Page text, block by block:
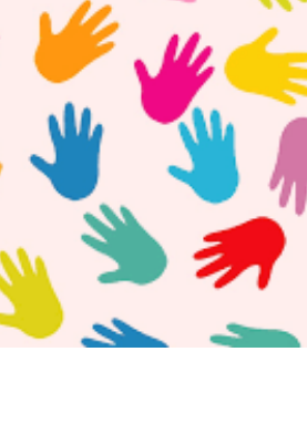
Le collectif
Nos actualités
Notre « Incolettre » mensuelle
Recherche